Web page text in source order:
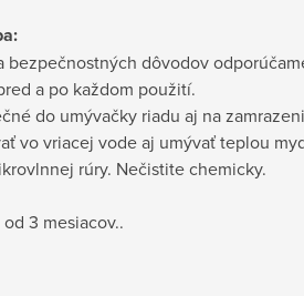
bezpečnostných dôvodov
a po každom použití.
do umývačky riadu aj na
vo vriacej vode aj umývať teplou
rúry. Nečistite chemicky.
3 mesiacov..